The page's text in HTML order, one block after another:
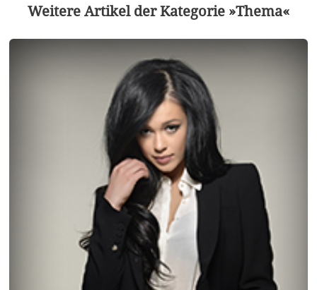
Weitere Artikel der Kategorie »Thema«